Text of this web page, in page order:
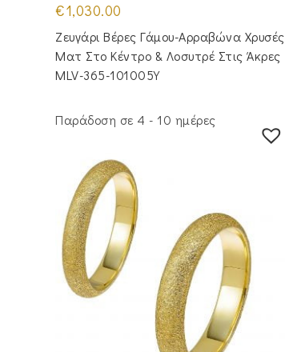
€1,030.00
Ζευγάρι Βέρες Γάμου-Αρραβώνα Χρυσές
Ματ Στο Κέντρο & Λοσυτρέ Στις Άκρες
MLV-365-101005Y
Παράδοση σε 4 - 10 ημέρες